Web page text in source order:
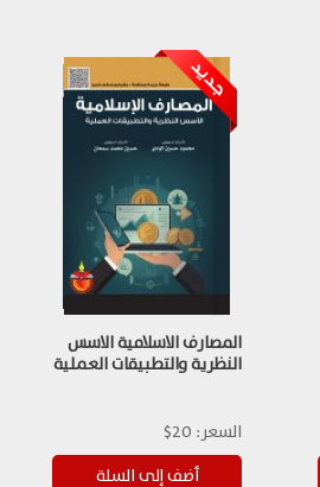
المصارف الاسلامية الاسس
النظرية والتطبيقات العملية
السعر: 20$